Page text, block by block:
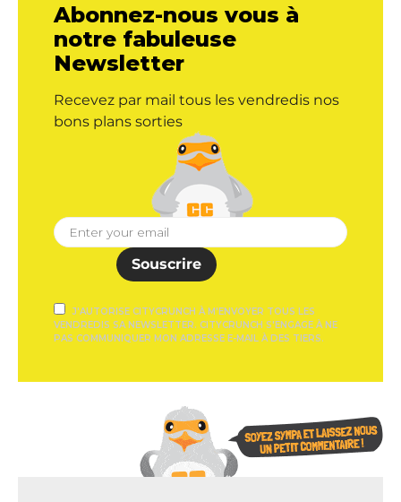
Abonnez-nous vous à
notre fabuleuse
Newsletter
Recevez par mail tous les vendredis nos
bons plans sorties
Souscrire
J'AUTORISE CITYCRUNCH À M'ENVOYER TOUS LES
VENDREDIS SA NEWSLETTER. CITYCRUNCH S'ENGAGE À NE
PAS COMMUNIQUER MON ADRESSE E-MAIL À DES TIERS.